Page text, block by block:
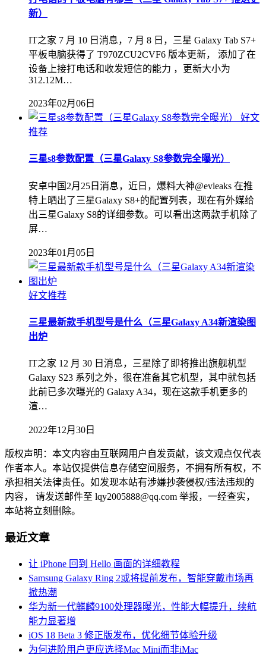
新）
IT之家 7 月 10 日消息，7 月 8 日，三星 Galaxy Tab S7+
平板电脑获得了 T970ZCU2CVF6 版本更新， 添加了在
设备上接打电话和收发短信的能力 ，更新大小为
312.12M…
2023年02月06日
好文
推荐
三星s8参数配置（三星Galaxy S8参数完全曝光）
安卓中国2月25日消息，近日，爆料大神@evleaks 在推
特上晒出了三星Galaxy S8+的配置列表，现在有外媒给
出三星Galaxy S8的详细参数。可以看出这两款手机除了
屏…
2023年01月05日
好文推荐
三星最新款手机型号是什么（三星Galaxy A34新渲染图
出炉
IT之家 12 月 30 日消息，三星除了即将推出旗舰机型
Galaxy S23 系列之外，很在准备其它机型，其中就包括
此前已多次曝光的 Galaxy A34，现在这款手机更多的
渲…
2022年12月30日
版权声明：本文内容由互联网用户自发贡献，该文观点仅代表
作者本人。本站仅提供信息存储空间服务，不拥有所有权，不
承担相关法律责任。如发现本站有涉嫌抄袭侵权/违法违规的
内容， 请发送邮件至 lqy2005888@qq.com 举报，一经查实，
本站将立刻删除。
最近文章
让 iPhone 回到 Hello 画面的详细教程
Samsung Galaxy Ring 2或将提前发布，智能穿戴市场再
掀热潮
华为新一代麒麟9100处理器曝光，性能大幅提升，续航
能力显著增
iOS 18 Beta 3 修正版发布，优化细节体验升级
为何进阶用户更应选择Mac Mini而非iMac